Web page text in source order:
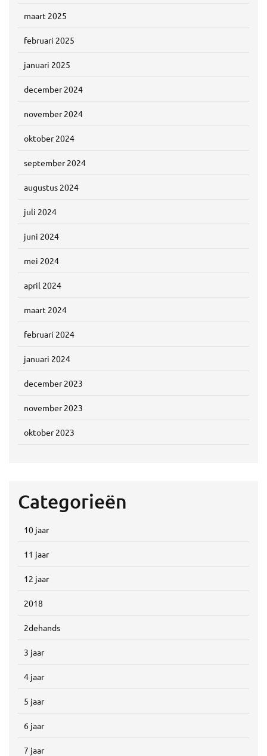
maart 2025
februari 2025
januari 2025
december 2024
november 2024
oktober 2024
september 2024
augustus 2024
juli 2024
juni 2024
mei 2024
april 2024
maart 2024
februari 2024
januari 2024
december 2023
november 2023
oktober 2023
Categorieën
10 jaar
11 jaar
12 jaar
2018
2dehands
3 jaar
4 jaar
5 jaar
6 jaar
7 jaar